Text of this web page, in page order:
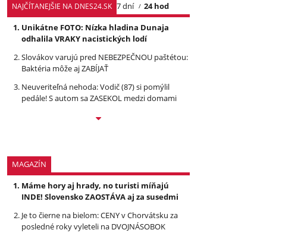
NAJČÍTANEJŠIE NA DNES24.SK 7 dní
24 hod
Unikátne FOTO: Nízka hladina Dunaja
odhalila VRAKY nacistických lodí
Slovákov varujú pred NEBEZPEČNOU paštétou:
Baktéria môže aj ZABÍJAŤ
Neuveriteľná nehoda: Vodič (87) si pomýlil
pedále! S autom sa ZASEKOL medzi domami
MAGAZÍN
Máme hory aj hrady, no turisti míňajú
INDE! Slovensko ZAOSTÁVA aj za susedmi
Je to čierne na bielom: CENY v Chorvátsku za
posledné roky vyleteli na DVOJNÁSOBOK